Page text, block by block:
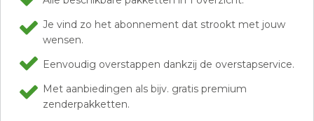
Je vind zo het abonnement dat strookt met jouw
wensen.
Eenvoudig overstappen dankzij de overstapservice.
Met aanbiedingen als bijv. gratis premium
zenderpakketten.